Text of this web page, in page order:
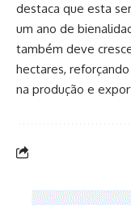
destaca que esta
um ano de
também deve
hectares,
na produção e